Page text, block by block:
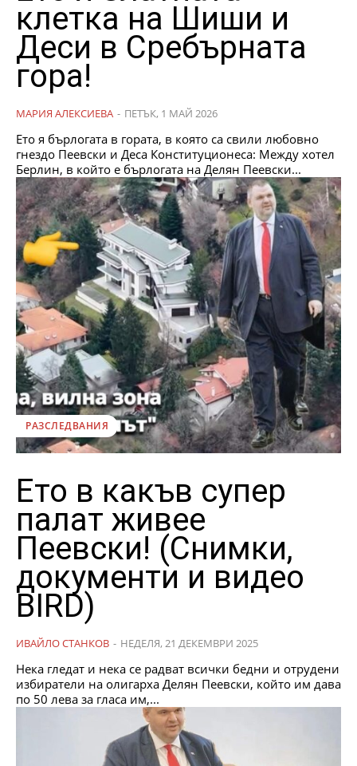
клетка на Шиши и
Деси в Сребърната
гора!
МАРИЯ АЛЕКСИЕВА - ПЕТЪК, 1 МАЙ 2026
Ето я бърлогата в гората, в която са свили любовно
гнездо Пеевски и Деса Конституционеса: Между хотел
Берлин, в който е бърлогата на Делян Пеевски...
РАЗСЛЕДВАНИЯ
Ето в какъв супер
палат живее
Пеевски! (Снимки,
документи и видео
BIRD)
ИВАЙЛО СТАНКОВ - НЕДЕЛЯ, 21 ДЕКЕМВРИ 2025
Нека гледат и нека се радват всички бедни и отрудени
избиратели на олигарха Делян Пеевски, който им дава
по 50 лева за гласа им,...